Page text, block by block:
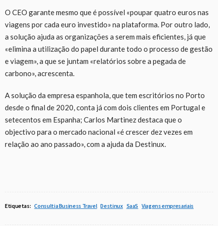
O CEO garante mesmo que é possível «poupar quatro euros nas
viagens por cada euro investido» na plataforma. Por outro lado,
a solução ajuda as organizações a serem mais eficientes, já que
«elimina a utilização do papel durante todo o processo de gestão
e viagem», a que se juntam «relatórios sobre a pegada de
carbono», acrescenta.
A solução da empresa espanhola, que tem escritórios no Porto
desde o final de 2020, conta já com dois clientes em Portugal e
setecentos em Espanha; Carlos Martinez destaca que o
objectivo para o mercado nacional «é crescer dez vezes em
relação ao ano passado», com a ajuda da Destinux.
Etiquetas: Consultia Business Travel Destinux SaaS Viagens empresariais